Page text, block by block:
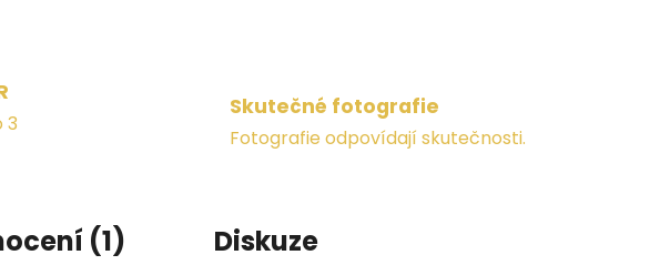
3
Skutečné fotografie
Fotografie odpovídají skutečnosti.
(1) Diskuze